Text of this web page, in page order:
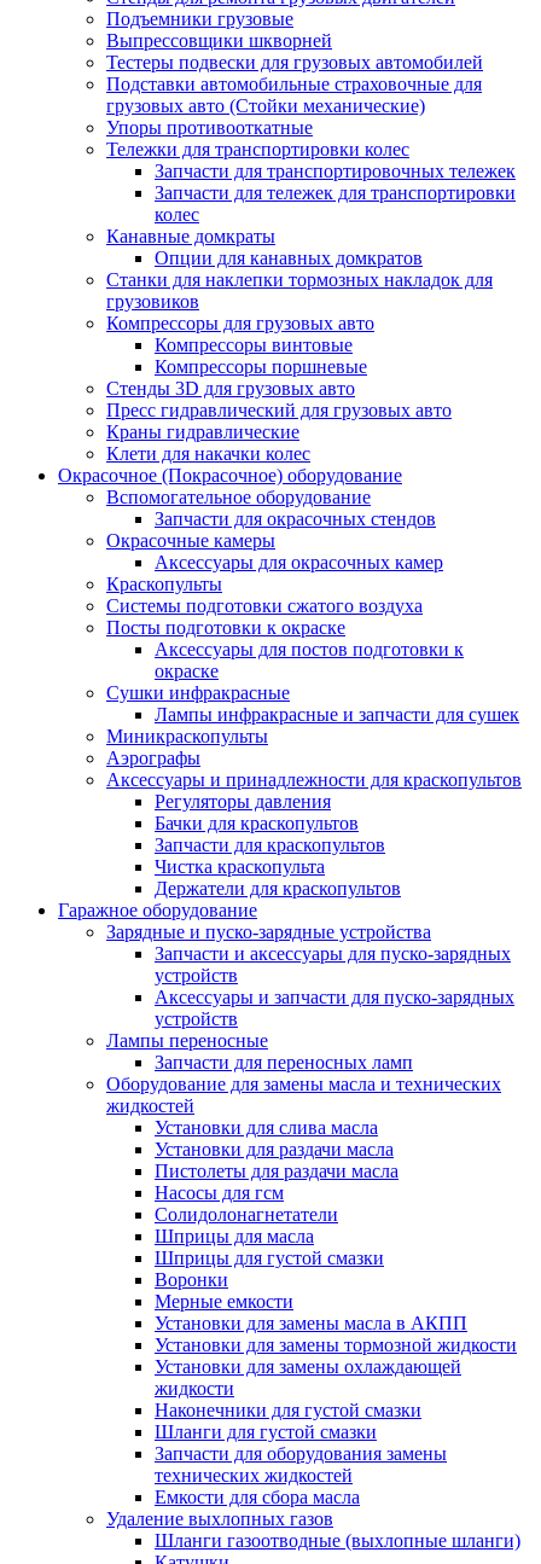
Подъемники грузовые
Выпрессовщики шкворней
Тестеры подвески для грузовых автомобилей
Подставки автомобильные страховочные для
грузовых авто (Стойки механические)
Упоры противооткатные
Тележки для транспортировки колес
Запчасти для транспортировочных тележек
Запчасти для тележек для транспортировки
колес
Канавные домкраты
Опции для канавных домкратов
Станки для наклепки тормозных накладок для
грузовиков
Компрессоры для грузовых авто
Компрессоры винтовые
Компрессоры поршневые
Стенды 3D для грузовых авто
Пресс гидравлический для грузовых авто
Краны гидравлические
Клети для накачки колес
Окрасочное (Покрасочное) оборудование
Вспомогательное оборудование
Запчасти для окрасочных стендов
Окрасочные камеры
Аксессуары для окрасочных камер
Краскопульты
Системы подготовки сжатого воздуха
Посты подготовки к окраске
Аксессуары для постов подготовки к
окраске
Сушки инфракрасные
Лампы инфракрасные и запчасти для сушек
Миникраскопульты
Аэрографы
Аксессуары и принадлежности для краскопультов
Регуляторы давления
Бачки для краскопультов
Запчасти для краскопультов
Чистка краскопульта
Держатели для краскопультов
Гаражное оборудование
Зарядные и пуско-зарядные устройства
Запчасти и аксессуары для пуско-зарядных
устройств
Аксессуары и запчасти для пуско-зарядных
устройств
Лампы переносные
Запчасти для переносных ламп
Оборудование для замены масла и технических
жидкостей
Установки для слива масла
Установки для раздачи масла
Пистолеты для раздачи масла
Насосы для гсм
Солидолонагнетатели
Шприцы для масла
Шприцы для густой смазки
Воронки
Мерные емкости
Установки для замены масла в АКПП
Установки для замены тормозной жидкости
Установки для замены охлаждающей
жидкости
Наконечники для густой смазки
Шланги для густой смазки
Запчасти для оборудования замены
технических жидкостей
Емкости для сбора масла
Удаление выхлопных газов
Шланги газоотводные (выхлопные шланги)